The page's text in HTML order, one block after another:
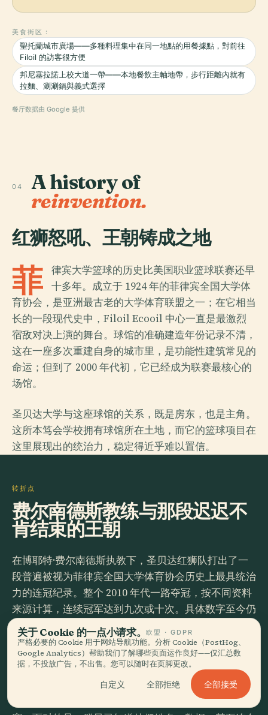
美食街区：
聖托蘭城市廣場——多種料理集中在同一地點的用餐據點，對前往
Filoil 的訪客很方便
邦尼塞拉諾上校大道一帶——本地餐飲主軸地帶，步行距離內就有
拉麵、涮涮鍋與義式選擇
餐厅数据由 Google 提供
04 A history of
reinvention.
红狮怒吼、王朝铸成之地
菲 律宾大学篮球的历史比美国职业篮球联赛还早
十多年。成立于 1924 年的菲律宾全国大学体
育协会，是亚洲最古老的大学体育联盟之一；在它相当
长的一段现代史中，Filoil Ecooil 中心一直是最激烈
宿敌对决上演的舞台。球馆的准确建造年份记录不清，
这在一座多次重建自身的城市里，是功能性建筑常见的
命运；但到了 2000 年代初，它已经成为联赛最核心的
场馆。
圣贝达大学与这座球馆的关系，既是房东，也是主角。
这所本笃会学校拥有球馆所在土地，而它的篮球项目在
这里展现出的统治力，稳定得近乎难以置信。
转折点
费尔南德斯教练与那段迟迟不
肯结束的王朝
在博耶特·费尔南德斯执教下，圣贝达红狮队打出了一
段普遍被视为菲律宾全国大学体育协会历史上最具统治
力的连冠纪录。整个 2010 年代一路夺冠，按不同资料
来源计算，连续冠军达到九次或十次。具体数字至今仍
争得火热，气势堪比别国讨论宪法修正案。
费尔南德斯的球队以严密防守和近乎修道院式的训练作
风著称，这种气质与本笃会学校的性格十分贴合。他的
球员很多来自远离马尼拉的省份，住在同一所校园宿舍
里，在这里训练、上课，然后步行穿过校园到球馆比
关于 Cookie 的一点小请求。欧盟 · GDPR
严格必要的 Cookie 用于网站导航功能。分析 Cookie（PostHog、
Google Analytics）帮助我们了解哪些页面运作良好——仅汇总数
据，不投放广告，不出售。您可以随时在页脚更改。
自定义 全部拒绝 全部接受